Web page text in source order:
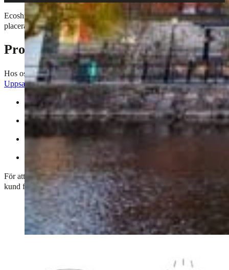
Ecoshine bilvård öppnar ny anläggning den 6 oktober 2025 på
placerad i centrala Uppsala och erbjuder med ett brett utbud av
Professionella bilvårdstjänster nära dig
Hos oss får du alltid förstklassig service, oavsett om du behöver en
Uppsalaerbjuder vi allt inom biltvätt, rekond och däckservice. Här är
Invändig rengöring: Grundlig dammsugning, fönsterputs
Utvändig bilvård:Handtvätt som bevarar din bils lack och
Lackskydd:Specialbehandling som förlänger lackens
Keramisk lackförsegling:
För att garantera högsta kvalitet på varje anläggning säkerställer vi
kund förväntar dig och förtjänar.